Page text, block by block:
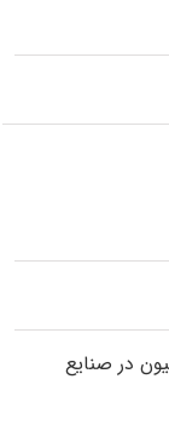
در صنایع